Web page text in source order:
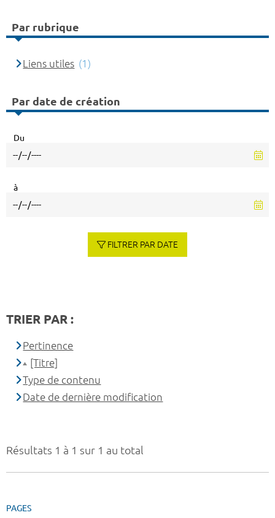
Résultats 1 à 1 sur 1 au total
PAGES
Par rubrique
Liens utiles (1)
Par date de création
Du
à
FILTRER PAR DATE
TRIER PAR :
Pertinence
[Titre]
Type de contenu
Date de dernière modification